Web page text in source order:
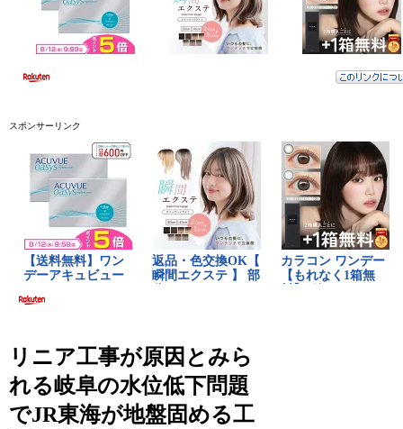
スポンサーリンク
リニア工事が原因とみら
れる岐阜の水位低下問題
でJR東海が地盤固める工